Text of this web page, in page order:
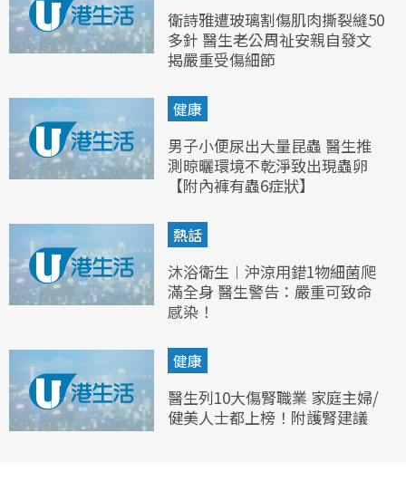
衛詩雅遭玻璃割傷肌肉撕裂縫50
多針 醫生老公周祉安親自發文
揭嚴重受傷細節
健康
男子小便尿出大量昆蟲 醫生推
測晾曬環境不乾淨致出現蟲卵
【附內褲有蟲6症狀】
熱話
沐浴衛生︱沖涼用錯1物細菌爬
滿全身 醫生警告：嚴重可致命
感染！
健康
醫生列10大傷腎職業 家庭主婦/
健美人士都上榜！附護腎建議